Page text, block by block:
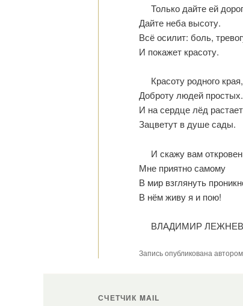
Только дайте ей
Дайте неба высоту.
Всё осилит: боль,
И покажет красоту.
Красоту родного края,
Доброту людей простых.
И на сердце лёд
Зацветут в душе сады.
И скажу вам
Мне приятно самому
В мир взглянуть
В нём живу я и пою!
ВЛАДИМИР ЛЕЖНЕВ
Запись опубликована автором
СЧЕТЧИК MAIL